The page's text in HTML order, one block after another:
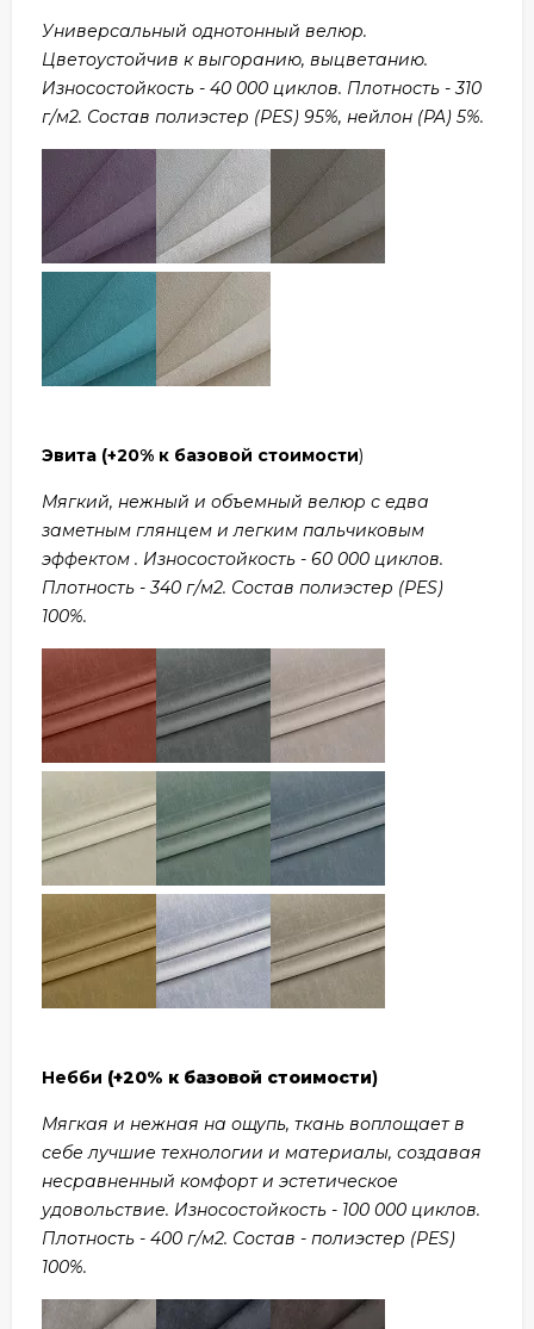
Универсальный однотонный велюр.
Цветоустойчив к выгоранию, выцветанию.
Износостойкость - 40 000 циклов. Плотность - 310
г/м2. Состав полиэстер (PES) 95%, нейлон (PA) 5%.
Эвита (+20% к базовой стоимости)
Мягкий, нежный и объемный велюр с едва
заметным глянцем и легким пальчиковым
эффектом . Износостойкость - 60 000 циклов.
Плотность - 340 г/м2. Состав полиэстер (PES)
100%.
Небби (+20% к базовой стоимости)
Мягкая и нежная на ощупь, ткань воплощает в
себе лучшие технологии и материалы, создавая
несравненный комфорт и эстетическое
удовольствие. Износостойкость - 100 000 циклов.
Плотность - 400 г/м2. Состав - полиэстер (PES)
100%.